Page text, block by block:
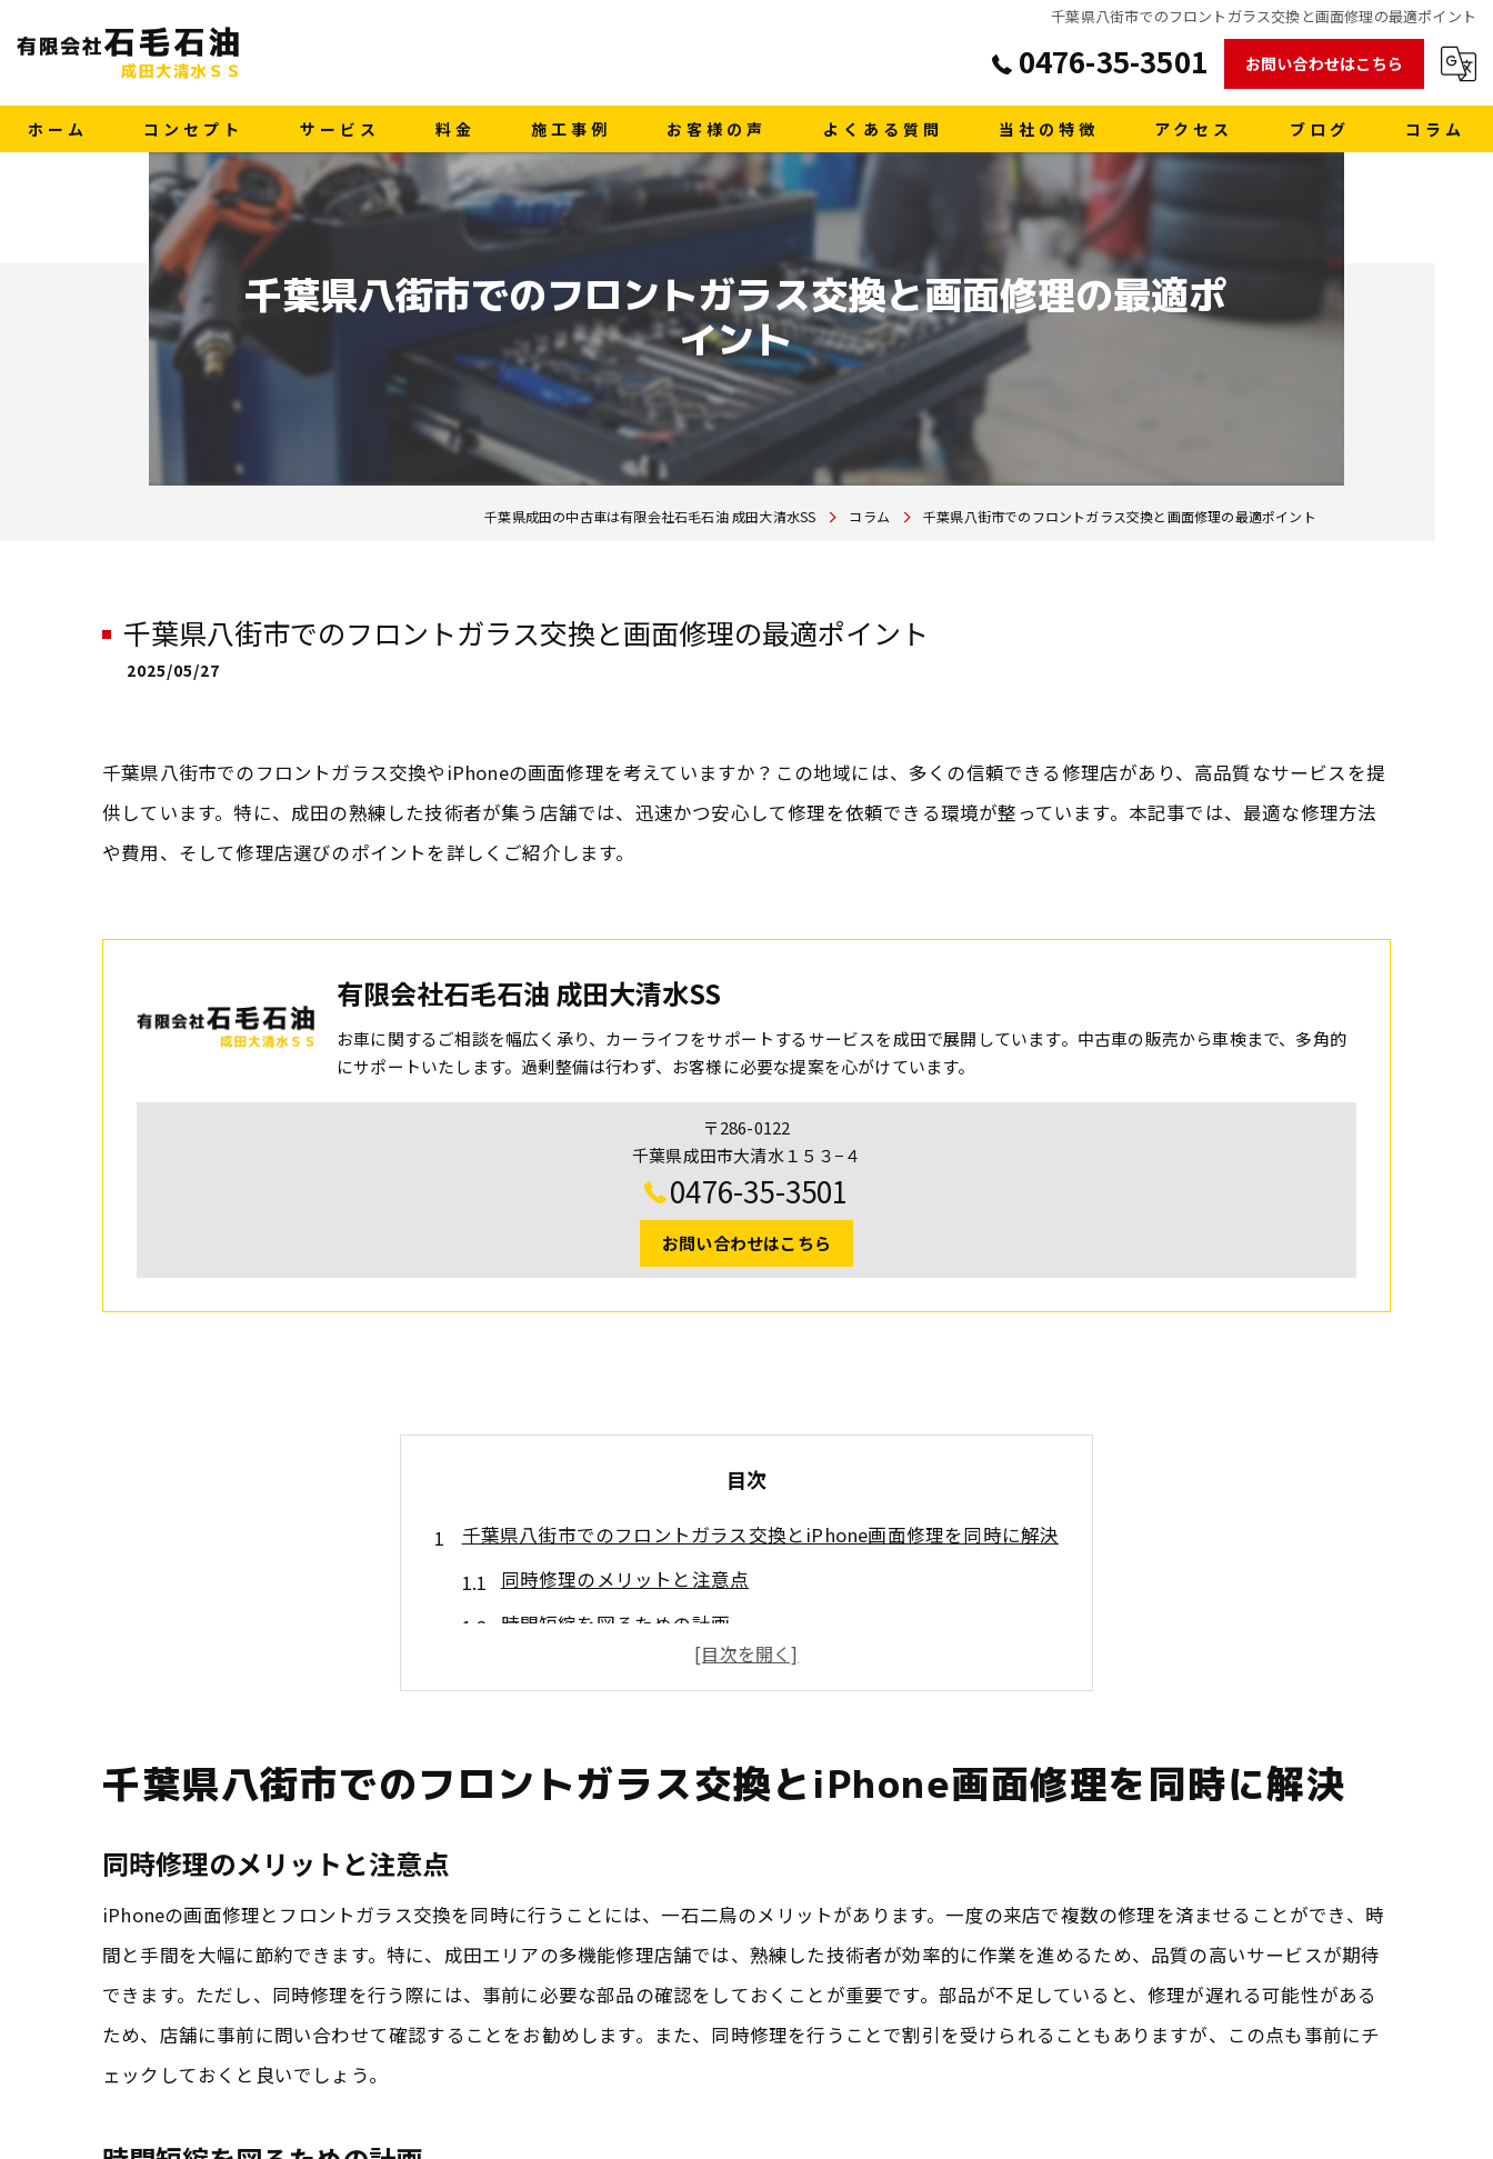
千葉県八街市でのフロントガラス交換と画面修理の最適ポイント
0476-35-3501 お問い合わせはこちら
ホーム コンセプト サービス 料金 施工事例 お客様の声 よくある質問 当社の特徴
販売
車検
格安レンタカー
アクセス ブログ コラム
千葉県八街市でのフロントガラス交換と画面修理の最適ポ
イント
千葉県成田の中古車は有限会社石毛石油 成田大清水SS コラム 千葉県八街市でのフロントガラス交換と画面修理の最適ポイント
千葉県八街市でのフロントガラス交換と画面修理の最適ポイント
2025/05/27
千葉県八街市でのフロントガラス交換やiPhoneの画面修理を考えていますか？この地域には、多くの信頼できる修理店があり、高品質なサービスを提
供しています。特に、成田の熟練した技術者が集う店舗では、迅速かつ安心して修理を依頼できる環境が整っています。本記事では、最適な修理方法
や費用、そして修理店選びのポイントを詳しくご紹介します。
有限会社石毛石油 成田大清水SS
お車に関するご相談を幅広く承り、カーライフをサポートするサービスを成田で展開しています。中古車の販売から車検まで、多角的
にサポートいたします。過剰整備は行わず、お客様に必要な提案を心がけています。
〒286-0122
千葉県成田市大清水１５３−４
0476-35-3501
お問い合わせはこちら
目次
千葉県八街市でのフロントガラス交換とiPhone画面修理を同時に解決
同時修理のメリットと注意点
時間短縮を図るための計画
修理後のメンテナンス方法
修理後の品質保証について
千葉県八街市でのフロントガラス交換とiPhone画面修理を同時に解決
同時修理のメリットと注意点
iPhoneの画面修理とフロントガラス交換を同時に行うことには、一石二鳥のメリットがあります。一度の来店で複数の修理を済ませることができ、時
間と手間を大幅に節約できます。特に、成田エリアの多機能修理店舗では、熟練した技術者が効率的に作業を進めるため、品質の高いサービスが期待
できます。ただし、同時修理を行う際には、事前に必要な部品の確認をしておくことが重要です。部品が不足していると、修理が遅れる可能性がある
ため、店舗に事前に問い合わせて確認することをお勧めします。また、同時修理を行うことで割引を受けられることもありますが、この点も事前にチ
ェックしておくと良いでしょう。